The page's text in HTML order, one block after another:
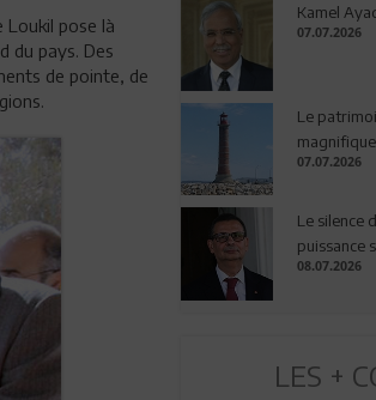
pose là
du pays. Des
de pointe, de
Kamel
07.07.2026
Le
07.07.2026
Le silence
puissance
08.07.2026
LES +